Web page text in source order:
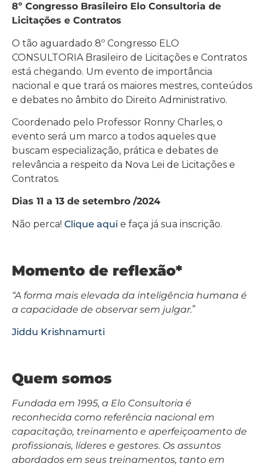
8º Congresso Brasileiro Elo Consultoria de
Licitações e Contratos
O tão aguardado 8º Congresso ELO
CONSULTORIA Brasileiro de Licitações e Contratos
está chegando. Um evento de importância
nacional e que trará os maiores mestres, conteúdos
e debates no âmbito do Direito Administrativo.
Coordenado pelo Professor Ronny Charles, o
evento será um marco a todos aqueles que
buscam especialização, prática e debates de
relevância a respeito da Nova Lei de Licitações e
Contratos.
Dias 11 a 13 de setembro /2024
Não perca! Clique aqui e faça já sua inscrição.
Momento de reflexão*
“A forma mais elevada da inteligência humana é
a capacidade de observar sem julgar.”
Jiddu Krishnamurti
Quem somos
Fundada em 1995, a Elo Consultoria é
reconhecida como referência nacional em
capacitação, treinamento e aperfeiçoamento de
profissionais, líderes e gestores. Os assuntos
abordados em seus treinamentos, tanto em